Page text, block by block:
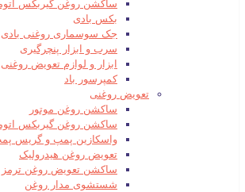
ساکشن روغن گیربکس
بکس بادی
جک سوسماری روغنی بادی
سرب و ابزار پنچرگیری
ابزار و لوازم تعویض روغنی
کمپرسور باد
تعویض روغنی
ساکشن روغن موتور
ساکشن روغن گیربکس
واسکازین پمپ و گریس
تعویض روغن هیدرولیک
ساکشن تعویض روغن ترمز
شستشوی مدار روغن